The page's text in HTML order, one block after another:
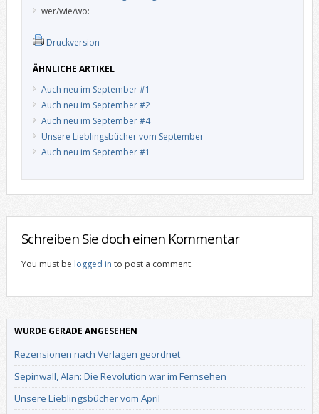
wer/wie/wo:
Druckversion
ÄHNLICHE ARTIKEL
Auch neu im September #1
Auch neu im September #2
Auch neu im September #4
Unsere Lieblingsbücher vom September
Auch neu im September #1
Schreiben Sie doch einen Kommentar
You must be logged in to post a comment.
WURDE GERADE ANGESEHEN
Rezensionen nach Verlagen geordnet
Sepinwall, Alan: Die Revolution war im Fernsehen
Unsere Lieblingsbücher vom April